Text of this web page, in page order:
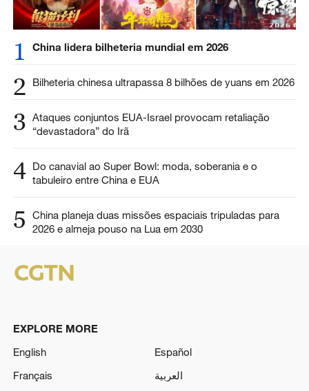
1 China lidera bilheteria mundial em 2026
2 Bilheteria chinesa ultrapassa 8 bilhões de yuans em 2026
3 Ataques conjuntos EUA-Israel provocam retaliação
“devastadora” do Irã
4 Do canavial ao Super Bowl: moda, soberania e o
tabuleiro entre China e EUA
5
China planeja duas missões espaciais tripuladas para
2026 e almeja pouso na Lua em 2030
EXPLORE MORE
English
Español
Français
العربية